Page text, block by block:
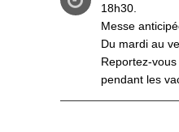
18h30.
Messe
Du mardi au
Reportez-
pendant les